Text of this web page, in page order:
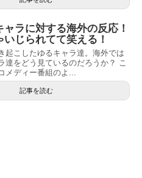
ャラに対する海外の反応！
じられてて笑える！
起こしたゆるキャラ達。海外では
達をどう見ているのだろうか？ こ
メディー番組のよ...
記事を読む